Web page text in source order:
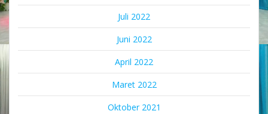
Juli 2022
Juni 2022
April 2022
Maret 2022
Oktober 2021